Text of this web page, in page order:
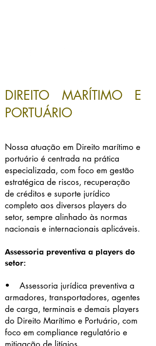
DIREITO MARÍTIMO E
PORTUÁRIO
Nossa atuação em Direito marítimo e
portuário é centrada na prática
especializada, com foco em gestão
estratégica de riscos, recuperação
de créditos e suporte jurídico
completo aos diversos players do
setor, sempre alinhado às normas
nacionais e internacionais aplicáveis.
Assessoria preventiva a players do
setor:
• Assessoria jurídica preventiva a
armadores, transportadores, agentes
de carga, terminais e demais players
do Direito Marítimo e Portuário, com
foco em compliance regulatório e